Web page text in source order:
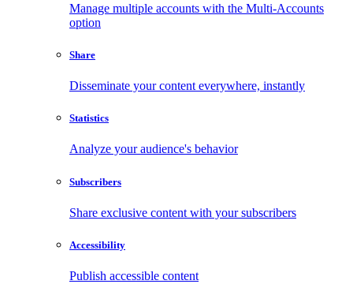
Manage multiple accounts with the Multi-Accounts
option
Share
Disseminate your content everywhere, instantly
Statistics
Analyze your audience's behavior
Subscribers
Share exclusive content with your subscribers
Accessibility
Publish accessible content